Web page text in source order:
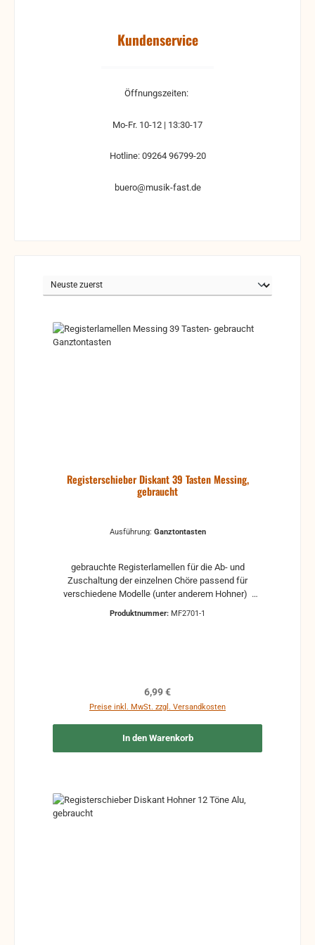
Kundenservice
Öffnungszeiten:
Mo-Fr. 10-12 | 13:30-17
Hotline: 09264 96799-20
buero@musik-fast.de
Registerschieber Diskant 39 Tasten Messing,
gebraucht
Ausführung: Ganztontasten
gebrauchte Registerlamellen für die Ab- und
Zuschaltung der einzelnen Chöre passend für
verschiedene Modelle (unter anderem Hohner)
Produktnummer: MF2701-1
Regulärer Preis:
6,99 €
Preise inkl. MwSt. zzgl. Versandkosten
In den Warenkorb